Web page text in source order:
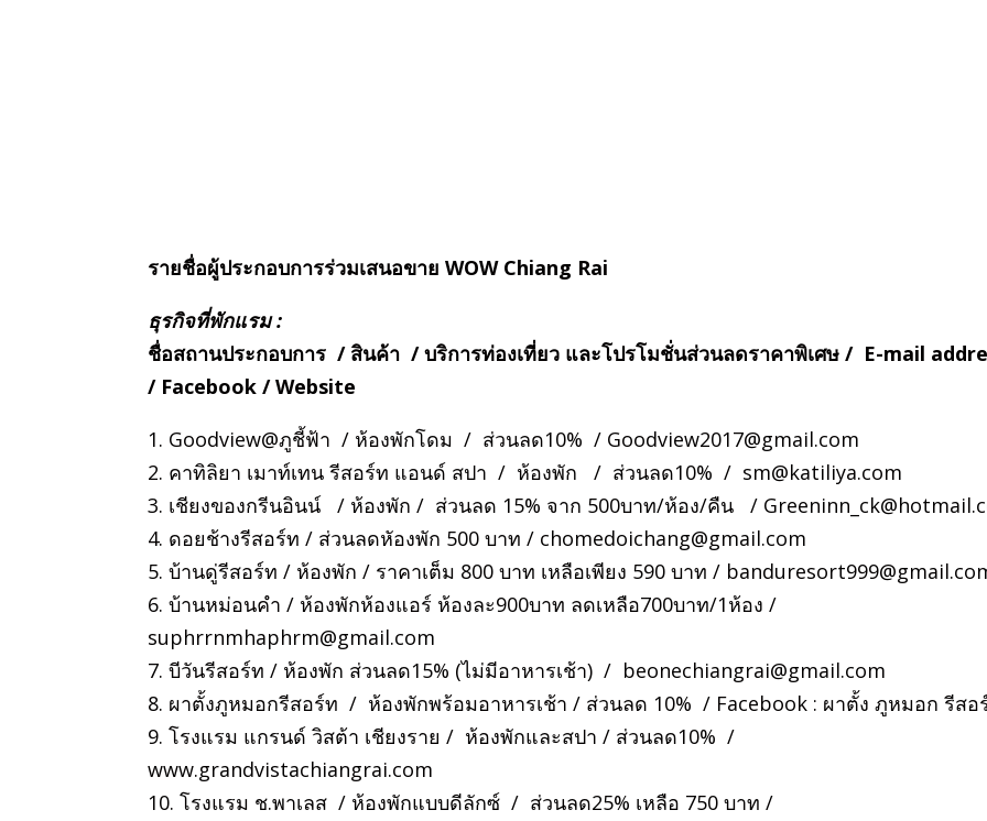
รายชื่อผู้ประกอบการร่วมเสนอขาย WOW Chiang Rai
ธุรกิจที่พักแรม :
ชื่อสถานประกอบการ / สินค้า / บริการท่องเที่ยว และโปรโมชั่นส่วนลดราคาพิเศษ / E-mail
/ Facebook / Website
1. Goodview@ภูชี้ฟ้า / ห้องพักโดม / ส่วนลด10% / Goodview2017@gmail.com
2. คาทิลิยา เมาท์เทน รีสอร์ท แอนด์ สปา / ห้องพัก / ส่วนลด10% / sm@katiliya.com
3. เชียงของกรีนอินน์ / ห้องพัก / ส่วนลด 15% จาก 500บาท/ห้อง/คืน /
4. ดอยช้างรีสอร์ท / ส่วนลดหัองพัก 500 บาท / chomedoichang@gmail.com
5. บ้านดู่รีสอร์ท / ห้องพัก / ราคาเต็ม 800 บาท เหลือเพียง 590 บาท /
6. บ้านหม่อนคำ / ห้องพักห้องแอร์ ห้องละ900บาท ลดเหลือ700บาท/1ห้อง /
suphrrnmhaphrm@gmail.com
7. บีวันรีสอร์ท / ห้องพัก ส่วนลด15% (ไม่มีอาหารเช้า) / beonechiangrai@gmail.com
8. ผาตั้งภูหมอกรีสอร์ท / ห้องพักพร้อมอาหารเช้า / ส่วนลด 10% / Facebook : ผาตั้ง ภูหมอก รีสอ
9. โรงแรม แกรนด์ วิสต้า เชียงราย / ห้องพักและสปา / ส่วนลด10% /
www.grandvistachiangrai.com
10. โรงแรม ช.พาเลส / ห้องพักแบบดีลักซ์ / ส่วนลด25% เหลือ 750 บาท /